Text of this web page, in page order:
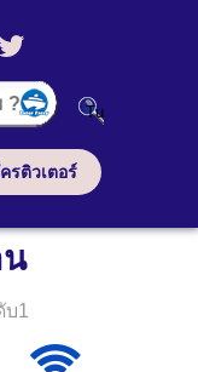
รติวเตอร์
1